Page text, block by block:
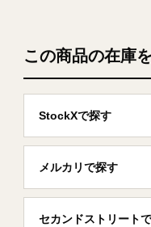
この商品の在庫
StockXで探す
メルカリで探す
セカンドストリート